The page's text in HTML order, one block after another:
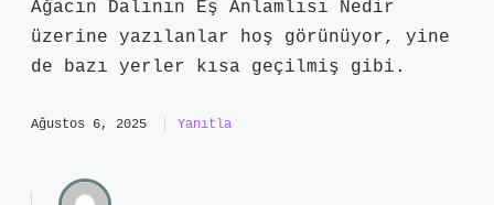
Ağacın Dalının Eş Anlamlısı Nedir
üzerine yazılanlar hoş görünüyor, yine
de bazı yerler kısa geçilmiş gibi.
Ağustos 6, 2025 Yanıtla